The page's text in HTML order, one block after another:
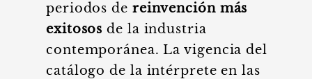
periodos de reinvención más
exitosos de la industria
contemporánea. La vigencia del
catálogo de la intérprete en las